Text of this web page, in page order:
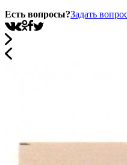
Есть вопросы?Задать